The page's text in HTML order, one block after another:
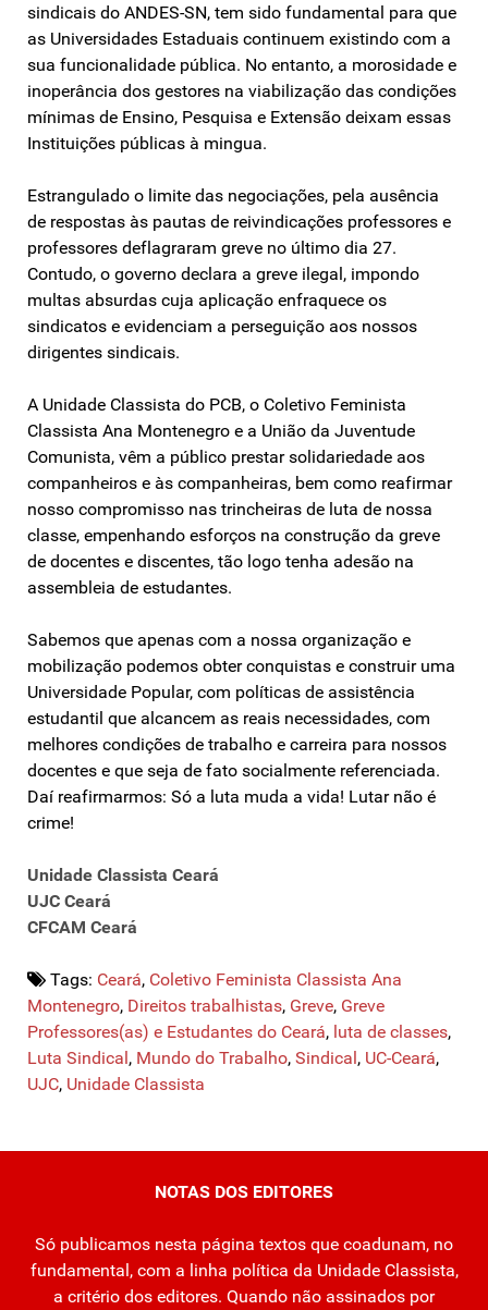
sindicais do ANDES-SN, tem sido fundamental para que
as Universidades Estaduais continuem existindo com a
sua funcionalidade pública. No entanto, a morosidade e
inoperância dos gestores na viabilização das condições
mínimas de Ensino, Pesquisa e Extensão deixam essas
Instituições públicas à mingua.
Estrangulado o limite das negociações, pela ausência
de respostas às pautas de reivindicações professores e
professores deflagraram greve no último dia 27.
Contudo, o governo declara a greve ilegal, impondo
multas absurdas cuja aplicação enfraquece os
sindicatos e evidenciam a perseguição aos nossos
dirigentes sindicais.
A Unidade Classista do PCB, o Coletivo Feminista
Classista Ana Montenegro e a União da Juventude
Comunista, vêm a público prestar solidariedade aos
companheiros e às companheiras, bem como reafirmar
nosso compromisso nas trincheiras de luta de nossa
classe, empenhando esforços na construção da greve
de docentes e discentes, tão logo tenha adesão na
assembleia de estudantes.
Sabemos que apenas com a nossa organização e
mobilização podemos obter conquistas e construir uma
Universidade Popular, com políticas de assistência
estudantil que alcancem as reais necessidades, com
melhores condições de trabalho e carreira para nossos
docentes e que seja de fato socialmente referenciada.
Daí reafirmarmos: Só a luta muda a vida! Lutar não é
crime!
Unidade Classista Ceará
UJC Ceará
CFCAM Ceará
Tags: Ceará, Coletivo Feminista Classista Ana
Montenegro, Direitos trabalhistas, Greve, Greve
Professores(as) e Estudantes do Ceará, luta de classes,
Luta Sindical, Mundo do Trabalho, Sindical, UC-Ceará,
UJC, Unidade Classista
NOTAS DOS EDITORES
Só publicamos nesta página textos que coadunam, no
fundamental, com a linha política da Unidade Classista,
a critério dos editores. Quando não assinados por